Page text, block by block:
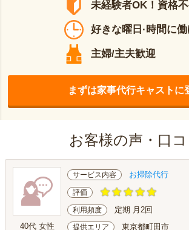
未経験者OK！資格
好きな曜日·時間に
主婦/主夫歓迎
まずは家事代行キャストに
お客様の声・口コ
40代 女性
サービス内容 お掃除代行
評価
利用頻度 定期 月2回
提供エリア 東京都町田市